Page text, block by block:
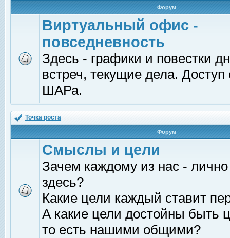
Форум
Виртуальный офис -
повседневность
Здесь - графики и повестки
встреч, текущие дела.
ШАРа.
Точка роста
Форум
Смыслы и цели
Зачем каждому из нас -
здесь?
Какие цели каждый ставит
А какие цели достойны быть
то есть нашими общими?